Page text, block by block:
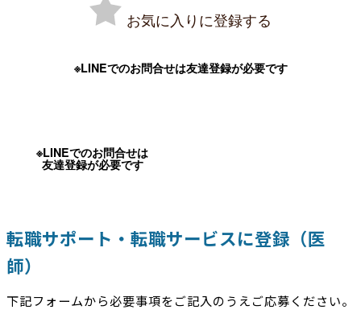
お気に入りに登録する
※LINEでのお問合せは友達登録が必要です
※LINEでのお問合せは
友達登録が必要です
転職サポート・転職サービスに登録（医
師）
下記フォームから必要事項をご記入のうえご応募ください。